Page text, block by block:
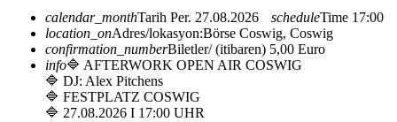
calendar_monthTarih Per. 27.08.2026 scheduleTime 17:00
location_onAdres/lokasyon:Börse Coswig, Coswig
confirmation_numberBiletler/ (itibaren) 5,00 Euro
info🔷 AFTERWORK OPEN AIR COSWIG
🔷 DJ: Alex Pitchens
🔷 FESTPLATZ COSWIG
🔷 27.08.2026 I 17:00 UHR